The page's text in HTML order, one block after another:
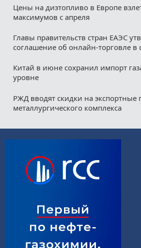
Цены на дизтопливо в Европе
максимумов с апреля
Главы правительств стран ЕАЭС
соглашение об онлайн-торговле в
Китай в июне сохранил импорт
уровне
РЖД вводят скидки на экспортные
металлургического комплекса